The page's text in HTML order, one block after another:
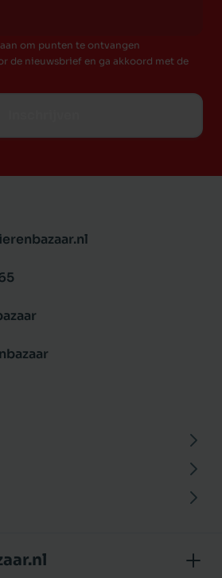
om punten te ontvangen
de nieuwsbrief en ga akkoord met de